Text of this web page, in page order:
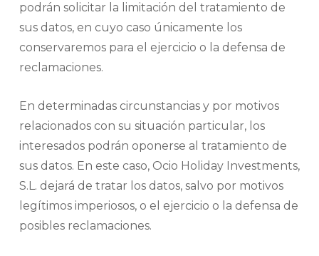
podrán solicitar la limitación del tratamiento de
sus datos, en cuyo caso únicamente los
conservaremos para el ejercicio o la defensa de
reclamaciones.
En determinadas circunstancias y por motivos
relacionados con su situación particular, los
interesados podrán oponerse al tratamiento de
sus datos. En este caso, Ocio Holiday Investments,
S.L. dejará de tratar los datos, salvo por motivos
legítimos imperiosos, o el ejercicio o la defensa de
posibles reclamaciones.